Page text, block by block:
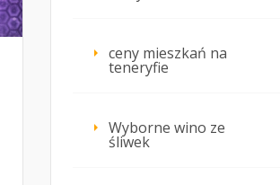
ceny mieszkań na
teneryfie
Wyborne wino ze
śliwek